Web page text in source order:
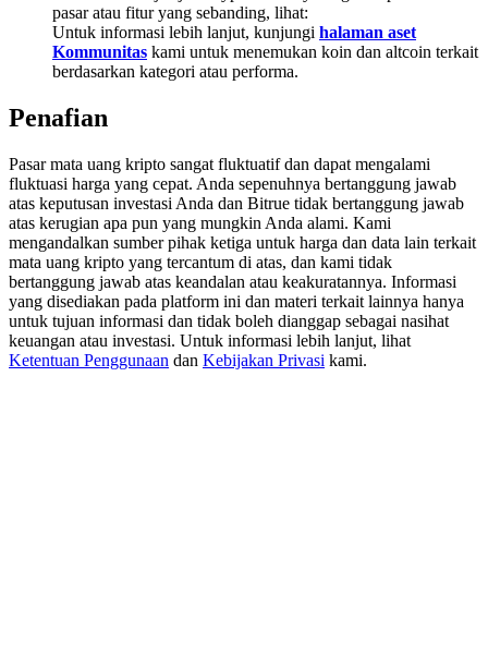
Register & Trade to Win 500,000 USDT
Precious Metals Trading Carnival
Trade Gold & Silver · 33,333 USDT Bonus
USDT New User Exclusive 10% APR
USDT Flexible Staking | Daily Rewards
pasar atau fitur yang sebanding, lihat:
Untuk informasi lebih lanjut, kunjungi halaman aset
Kommunitas kami untuk menemukan koin dan altcoin terkait
berdasarkan kategori atau performa.
Penafian
Pasar mata uang kripto sangat fluktuatif dan dapat mengalami
fluktuasi harga yang cepat. Anda sepenuhnya bertanggung jawab
atas keputusan investasi Anda dan Bitrue tidak bertanggung jawab
atas kerugian apa pun yang mungkin Anda alami. Kami
mengandalkan sumber pihak ketiga untuk harga dan data lain terkait
mata uang kripto yang tercantum di atas, dan kami tidak
bertanggung jawab atas keandalan atau keakuratannya. Informasi
yang disediakan pada platform ini dan materi terkait lainnya hanya
untuk tujuan informasi dan tidak boleh dianggap sebagai nasihat
keuangan atau investasi. Untuk informasi lebih lanjut, lihat
Ketentuan Penggunaan dan Kebijakan Privasi kami.